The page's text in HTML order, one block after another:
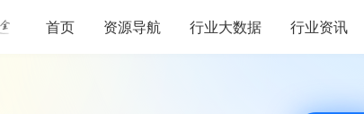
首页 资源导航 行业大数据 行业资讯